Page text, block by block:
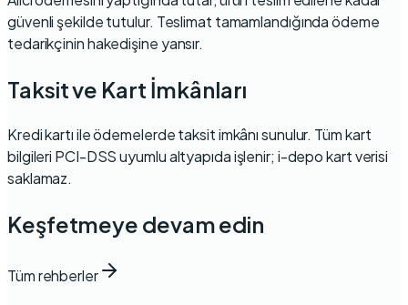
güvenli şekilde tutulur. Teslimat tamamlandığında ödeme
tedarikçininhakedişine yansır.
Taksit ve Kart İmkânları
Kredi kartı ile ödemelerde taksit imkânı sunulur. Tüm kart
bilgileri PCI-DSS uyumlu altyapıda işlenir; i-depo kart verisi
saklamaz.
Keşfetmeye devam edin
Tüm rehberler